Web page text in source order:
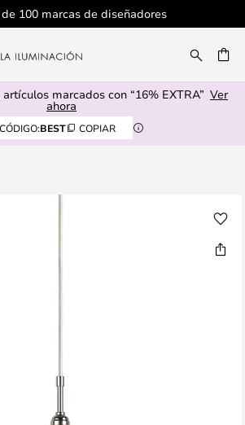
de 100 marcas de diseñadores
artículos marcados con “16% EXTRA” Ver
ahora
CÓDIGO:BEST COPIAR